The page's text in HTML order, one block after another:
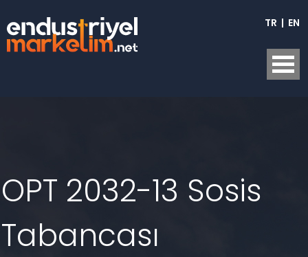
TR | EN
OPT 2032-13 Sosis
Tabancası